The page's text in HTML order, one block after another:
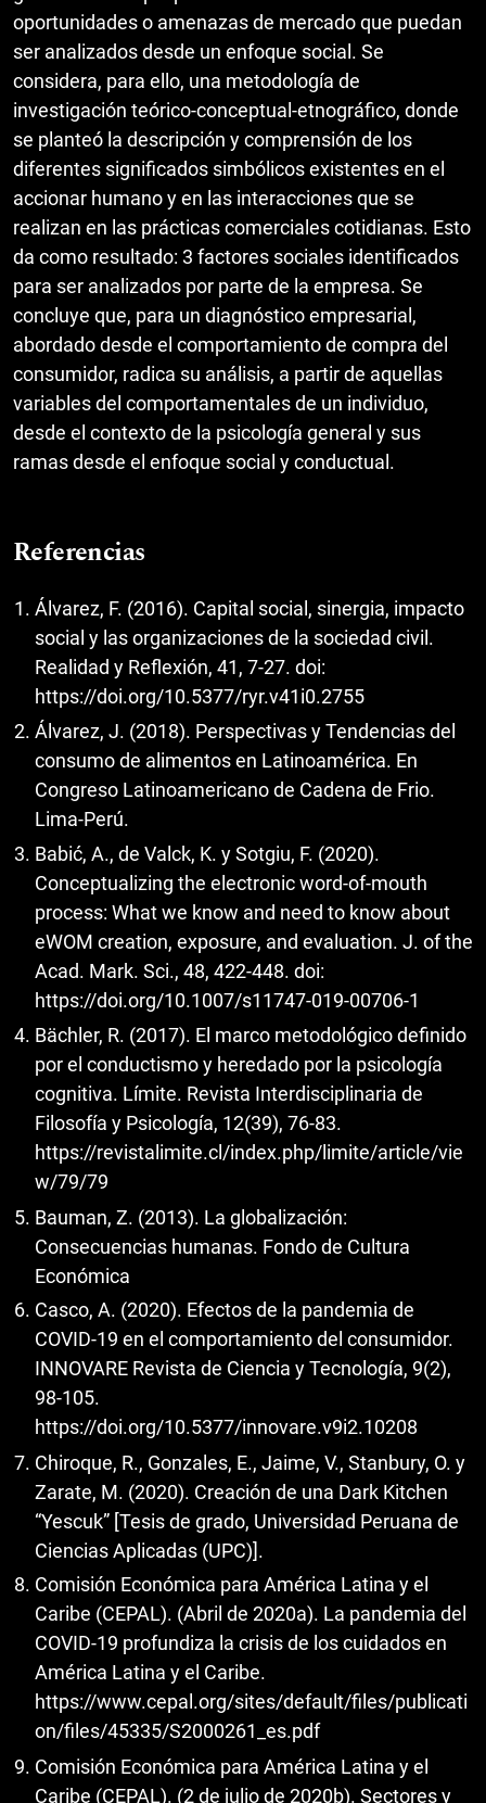
oportunidades o amenazas de mercado que puedan
ser analizados desde un enfoque social. Se
considera, para ello, una metodología de
investigación teórico-conceptual-etnográfico, donde
se planteó la descripción y comprensión de los
diferentes significados simbólicos existentes en el
accionar humano y en las interacciones que se
realizan en las prácticas comerciales cotidianas. Esto
da como resultado: 3 factores sociales identificados
para ser analizados por parte de la empresa. Se
concluye que, para un diagnóstico empresarial,
abordado desde el comportamiento de compra del
consumidor, radica su análisis, a partir de aquellas
variables del comportamentales de un individuo,
desde el contexto de la psicología general y sus
ramas desde el enfoque social y conductual.
Referencias
Álvarez, F. (2016). Capital social, sinergia, impacto
social y las organizaciones de la sociedad civil.
Realidad y Reflexión, 41, 7-27. doi:
https://doi.org/10.5377/ryr.v41i0.2755
Álvarez, J. (2018). Perspectivas y Tendencias del
consumo de alimentos en Latinoamérica. En
Congreso Latinoamericano de Cadena de Frio.
Lima-Perú.
Babić, A., de Valck, K. y Sotgiu, F. (2020).
Conceptualizing the electronic word-of-mouth
process: What we know and need to know about
eWOM creation, exposure, and evaluation. J. of the
Acad. Mark. Sci., 48, 422-448. doi:
https://doi.org/10.1007/s11747-019-00706-1
Bächler, R. (2017). El marco metodológico definido
por el conductismo y heredado por la psicología
cognitiva. Límite. Revista Interdisciplinaria de
Filosofía y Psicología, 12(39), 76-83.
https://revistalimite.cl/index.php/limite/article/vie
w/79/79
Bauman, Z. (2013). La globalización:
Consecuencias humanas. Fondo de Cultura
Económica
Casco, A. (2020). Efectos de la pandemia de
COVID-19 en el comportamiento del consumidor.
INNOVARE Revista de Ciencia y Tecnología, 9(2),
98-105.
https://doi.org/10.5377/innovare.v9i2.10208
Chiroque, R., Gonzales, E., Jaime, V., Stanbury, O. y
Zarate, M. (2020). Creación de una Dark Kitchen
“Yescuk” [Tesis de grado, Universidad Peruana de
Ciencias Aplicadas (UPC)].
Comisión Económica para América Latina y el
Caribe (CEPAL). (Abril de 2020a). La pandemia del
COVID-19 profundiza la crisis de los cuidados en
América Latina y el Caribe.
https://www.cepal.org/sites/default/files/publicati
on/files/45335/S2000261_es.pdf
Comisión Económica para América Latina y el
Caribe (CEPAL). (2 de julio de 2020b). Sectores y